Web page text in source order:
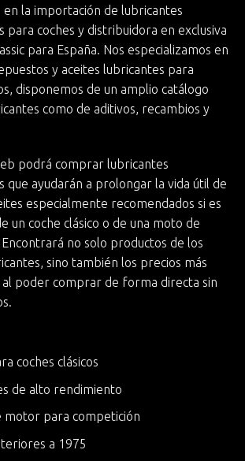
en la importación de lubricantes
para coches y distribuidora en exclusiva
para España. Nos especializamos en
y aceites lubricantes para
, disponemos de un amplio catálogo
como de aditivos, recambios y
podrá comprar lubricantes
que ayudarán a prolongar la vida útil de
especialmente recomendados si es
un coche clásico o de una moto de
no solo productos de los
sino también los precios más
al poder comprar de forma directa sin
coches clásicos
de alto rendimiento
motor para competición
a 1975